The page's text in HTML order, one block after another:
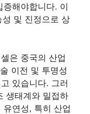
해야합니다. 이
및 진정으로 상
은 중국의 산업
이전 및 투명성
있습니다. 그러
생태계와 밀접하
연성, 특히 산업